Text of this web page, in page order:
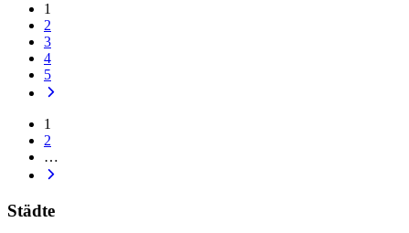
1
2
3
4
5
1
2
…
Städte